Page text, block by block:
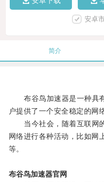
安卓
简介
布谷鸟加速器是一种具有
户提供了一个安全稳定的网
当今社会，随着互联网
网络进行各种活动，比如网
等。
布谷鸟加速器官网